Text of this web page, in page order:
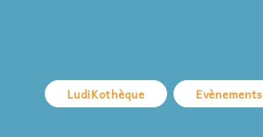
LudiKothèque Evènements